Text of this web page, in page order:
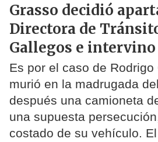
Grasso decidió
Directora de
Gallegos e intervino
Es por el caso de Rodrigo
murió en la madrugada
después una camioneta
una supuesta
costado de su vehículo.